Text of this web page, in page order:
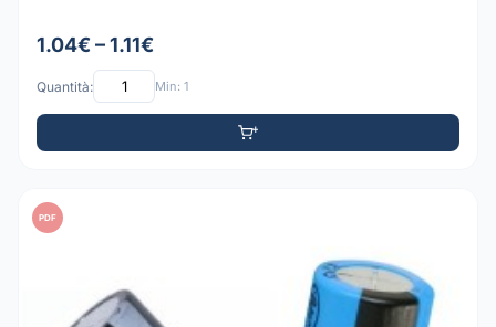
1.04€ – 1.11€
Quantità: Min: 1
PDF